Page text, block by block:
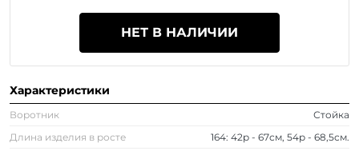
НЕТ В НАЛИЧИИ
Характеристики
Воротник
Стойка
Длина изделия в росте
164: 42р - 67см, 54р - 68,5см.